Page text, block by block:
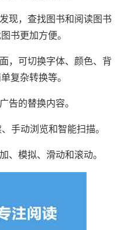
现，查找图书和阅读图书
书更加方便。
，可切换字体、颜色、背
复杂转换等。
告的替换内容。
手动浏览和智能扫描。
、模拟、滑动和滚动。